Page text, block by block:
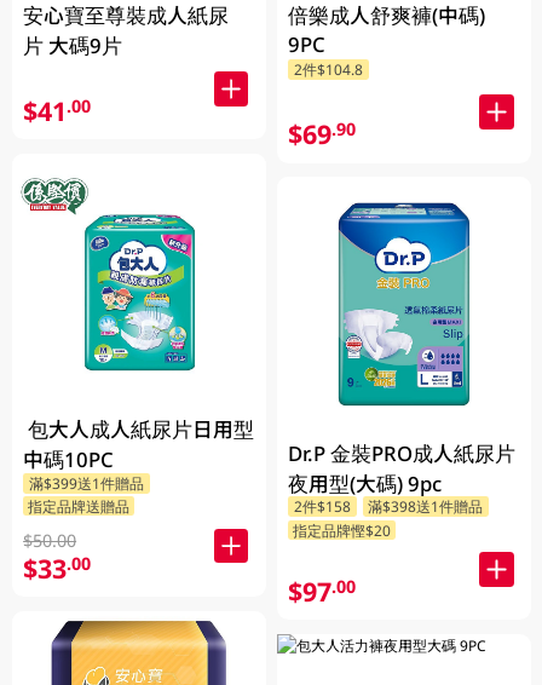
安心寶至尊裝成人紙尿
片 大碼9片
$41.00
包大人成人紙尿片日用型
中碼10PC
滿$399送1件贈品
指定品牌送贈品
$50.00
$33.00
倍樂成人舒爽褲(中碼)
9PC
2件$104.8
$69.90
Dr.P 金裝PRO成人紙尿片
夜用型(大碼) 9pc
2件$158
滿$398送1件贈品
指定品牌慳$20
$97.00